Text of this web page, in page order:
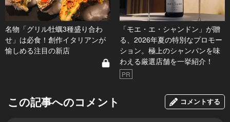
名物「グリル牡蠣3種盛り合わ
せ」は必食！創作イタリアンが
愉しめる注目の新店
「モエ・エ・シャンドン」が贈
る、2026年夏の特別なプロモー
ション。極上のシャンパンを味
わえる厳選店舗を一挙紹介！
PR
この記事へのコメント コメントする